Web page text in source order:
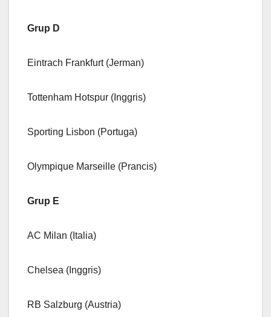
Grup D
Eintrach Frankfurt (Jerman)
Tottenham Hotspur (Inggris)
Sporting Lisbon (Portuga)
Olympique Marseille (Prancis)
Grup E
AC Milan (Italia)
Chelsea (Inggris)
RB Salzburg (Austria)